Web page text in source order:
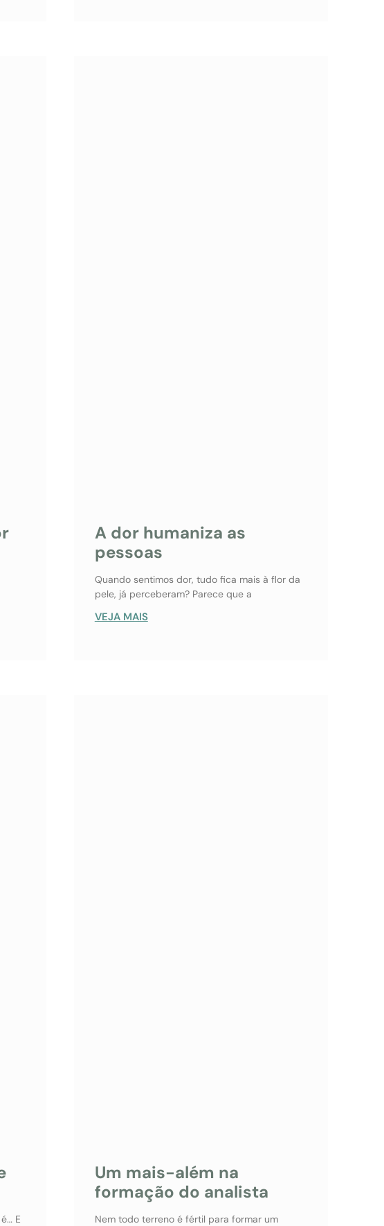
A dor humaniza as
pessoas
Quando sentimos dor, tudo fica mais à flor da
pele, já perceberam? Parece que a
VEJA MAIS
E
Um mais-além na
formação do analista
Nem todo terreno é fértil para formar um